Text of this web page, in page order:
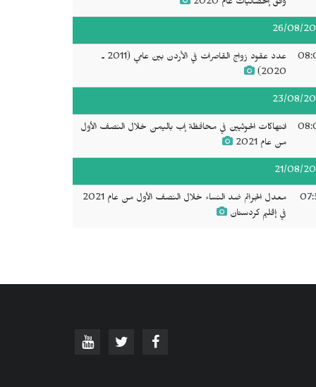
وفق إحصائيات عام 2020
26/08/
عدد عقود زواج القاصرات في الأردن بين عامي (2011 ـ
2020)
23/08/
انتهاكات الحوثيين في محافظة إب باليمن خلال النصف الأول
من عام 2021
21/08/
معدل الجرائم ضد النساء خلال النصف الأول من عام 2021
في إقليم كردستان